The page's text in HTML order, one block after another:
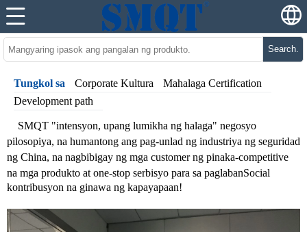
Search.
Tungkol sa Corporate Kultura
Mahalaga Certification
Development path
SMQT "intensyon, upang lumikha ng halaga" negosyo
pilosopiya, na humantong ang pag-unlad ng industriya ng seguridad
ng China, na nagbibigay ng mga customer ng pinaka-competitive
na mga produkto at one-stop serbisyo para sa paglabanSocial
kontribusyon na ginawa ng kapayapaan!